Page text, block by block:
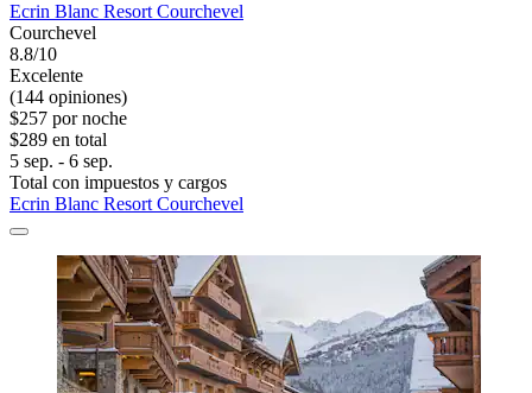
Ecrin Blanc Resort Courchevel
Courchevel
8.8/10
Excelente
(144 opiniones)
$257 por noche
$289 en total
5 sep. - 6 sep.
Total con impuestos y cargos
Ecrin Blanc Resort Courchevel